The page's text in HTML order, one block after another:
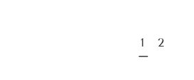
1 2